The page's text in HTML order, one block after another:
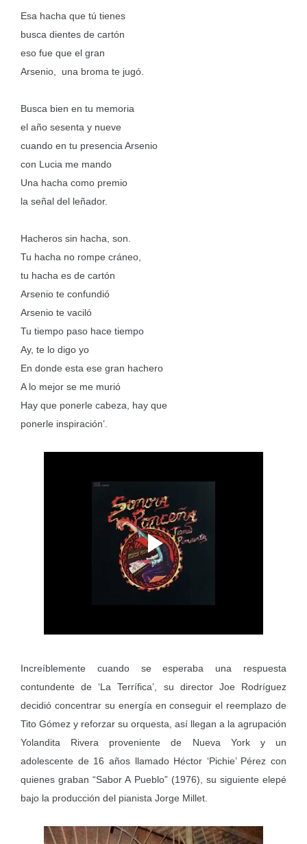
Esa hacha que tú tienes
busca dientes de cartón
eso fue que el gran
Arsenio, una broma te jugó.
Busca bien en tu memoria
el año sesenta y nueve
cuando en tu presencia Arsenio
con Lucia me mando
Una hacha como premio
la señal del leñador.
Hacheros sin hacha, son.
Tu hacha no rompe cráneo,
tu hacha es de cartón
Arsenio te confundió
Arsenio te vaciló
Tu tiempo paso hace tiempo
Ay, te lo digo yo
En donde esta ese gran hachero
A lo mejor se me murió
Hay que ponerle cabeza, hay que
ponerle inspiración’.
Increíblemente cuando se esperaba una respuesta
contundente de ‘La Terrífica’, su director Joe Rodríguez
decidió concentrar su energía en conseguir el reemplazo de
Tito Gómez y reforzar su orquesta, así llegan a la agrupación
Yolandita Rivera proveniente de Nueva York y un
adolescente de 16 años llamado Héctor ‘Pichie’ Pérez con
quienes graban “Sabor A Pueblo” (1976), su siguiente elepé
bajo la producción del pianista Jorge Millet.